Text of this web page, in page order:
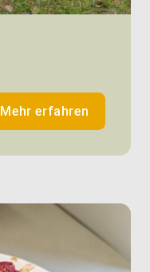
Mehr erfahren